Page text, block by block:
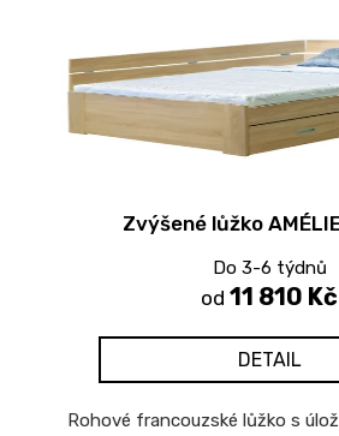
Zvýšené lůžko
Do 3-6 týdnů
od 11 810 Kč
DETAIL
Rohové francouzské lůžko s